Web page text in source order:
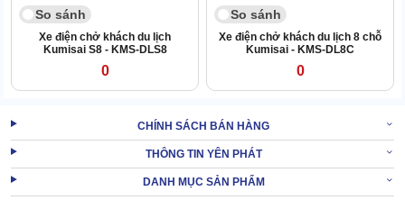
So sánh
Xe điện chở khách du lịch
Kumisai S8 - KMS-DLS8
0
So sánh
Xe điện chở khách du lịch 8 chỗ
Kumisai - KMS-DL8C
0
CHÍNH SÁCH BÁN HÀNG
THÔNG TIN YÊN PHÁT
DANH MỤC SẢN PHẨM